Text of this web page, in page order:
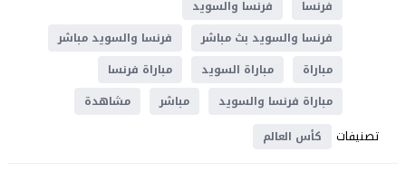
فرنسا
فرنسا والسويد
فرنسا والسويد بث مباشر
فرنسا والسويد مباشر
مباراة
مباراة السويد
مباراة فرنسا
مباراة فرنسا والسويد
مباشر مشاهدة
تصنيفات كأس العالم